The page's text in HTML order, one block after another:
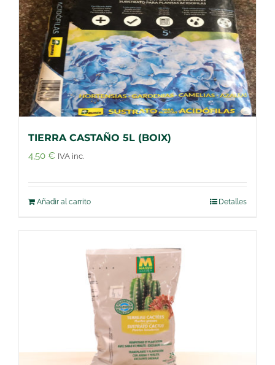
TIERRA CASTAÑO 5L (BOIX)
4,50 € IVA inc.
Añadir al carrito Detalles